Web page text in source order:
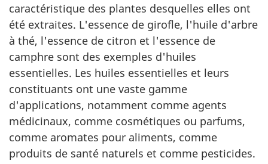
caractéristique des plantes desquelles elles ont
été extraites. L'essence de girofle, l'huile d'arbre
à thé, l'essence de citron et l'essence de
camphre sont des exemples d'huiles
essentielles. Les huiles essentielles et leurs
constituants ont une vaste gamme
d'applications, notamment comme agents
médicinaux, comme cosmétiques ou parfums,
comme aromates pour aliments, comme
produits de santé naturels et comme pesticides.